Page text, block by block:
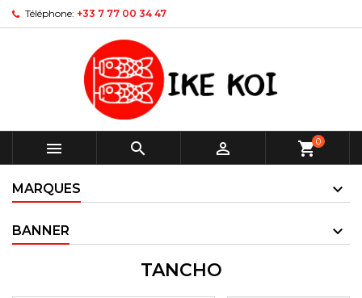
Téléphone: +33 7 77 00 34 47
   shopping_cart0
MARQUES
BANNER
TANCHO